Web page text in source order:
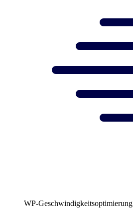
WP-Geschwindigkeitsoptimierung